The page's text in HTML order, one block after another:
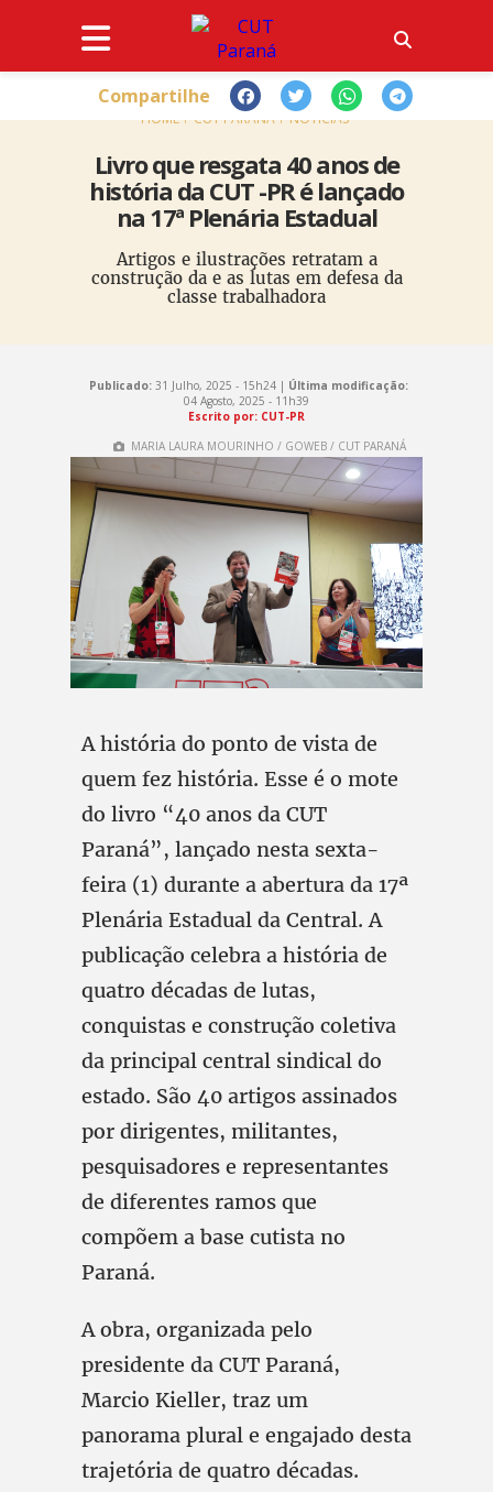
HOME CUT PARANÁ NOTÍCIAS
Livro que resgata 40 anos de
história da CUT -PR é lançado
na 17ª Plenária Estadual
Artigos e ilustrações retratam a
construção da e as lutas em defesa da
classe trabalhadora
Compartilhe
Publicado:31 Julho, 2025 - 15h24 | Última modificação:
04 Agosto, 2025 - 11h39
Escrito por: CUT-PR
MARIA LAURA MOURINHO / GOWEB / CUT PARANÁ
A história do ponto de vista de
quem fez história. Esse é o mote
do livro “40 anos da CUT
Paraná”, lançado nesta sexta-
feira (1) durante a abertura da 17ª
Plenária Estadual da Central. A
publicação celebra a história de
quatro décadas de lutas,
conquistas e construção coletiva
da principal central sindical do
estado. São 40 artigos assinados
por dirigentes, militantes,
pesquisadores e representantes
de diferentes ramos que
compõem a base cutista no
Paraná.
A obra, organizada pelo
presidente da CUT Paraná,
Marcio Kieller, traz um
panorama plural e engajado desta
trajetória de quatro décadas.